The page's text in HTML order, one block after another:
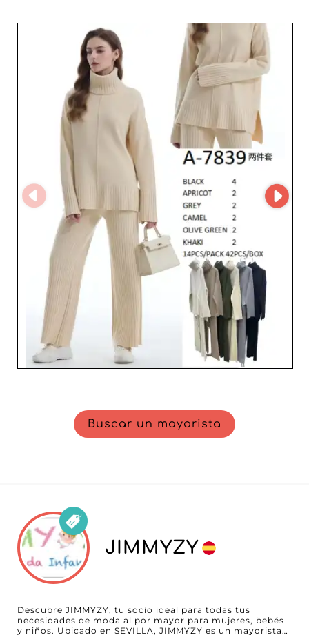
garantizando al mismo tiempo un servicio de atención al
cliente impecable. La disponibilidad de las últimas
tendencias de la moda convierte a este mayorista en una
opción de primer nivel para quienes desean enriquecer
su inventario con piezas atractivas y contemporáneas.
Como socio de My Fashion Wholesaler, LADY SUSY LU
S.L. utiliza la plataforma MicroStore, optimizando la
experiencia de compra en línea para sus socios
comerciales. Esta integración asegura una navegación
fluida y una gestión eficiente de los pedidos, facilitando
así el reabastecimiento rápido y sin complicaciones para
los revendedores. Las ventajas de colaborar con LADY
SUSY LU S.L. van mucho más allá del acceso a productos
de alta calidad. Es la garantía de una cadena de
suministro fiable y de una gran capacidad de respuesta
ante las tendencias fluctuantes del mercado. Sus
servicios personalizados, junto con una logística
eficiente, convierten a LADY SUSY LU S.L. en un activo
indiscutible para cualquier empresa que desee responder
a las expectativas de su clientela femenina con estilo y
eficacia. Optar por LADY SUSY LU S.L. es elegir un aliado
de confianza en el exigente universo de la moda
femenina al por mayor, respaldado por soluciones
tecnológicas avanzadas y un saber hacer probado en el
Buscar un mayorista
JIMMYZY
Descubre JIMMYZY, tu socio ideal para todas tus
necesidades de moda al por mayor para mujeres, bebés
y niños. Ubicado en SEVILLA, JIMMYZY es un mayorista